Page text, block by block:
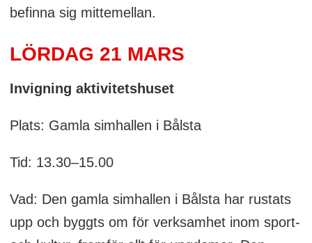
befinna sig mittemellan.
LÖRDAG 21 MARS
Invigning aktivitetshuset
Plats: Gamla simhallen i Bålsta
Tid: 13.30–15.00
Vad: Den gamla simhallen i Bålsta har rustats
upp och byggts om för verksamhet inom sport-